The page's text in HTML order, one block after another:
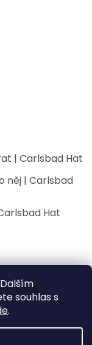
souhlas s
.
| Carlsbad Hat
něj | Carlsbad
Hat